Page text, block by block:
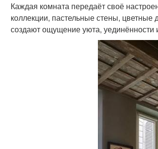
Каждая комната передаёт своё
коллекции, пастельные стены,
создают ощущение уюта, уединённости